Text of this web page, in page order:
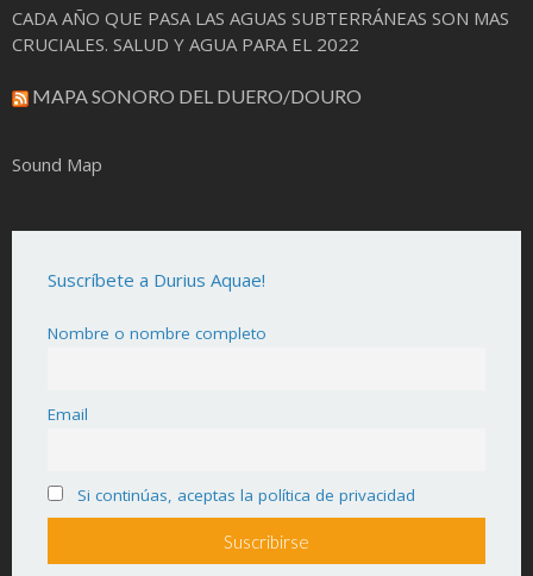
CADA AÑO QUE PASA LAS AGUAS SUBTERRÁNEAS SON MAS
CRUCIALES. SALUD Y AGUA PARA EL 2022
MAPA SONORO DEL DUERO/DOURO
Sound Map
Suscríbete a Durius Aquae!
Nombre o nombre completo
Email
Si continúas, aceptas la política de privacidad